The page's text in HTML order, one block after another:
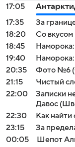
17:05
17:35
За
18:20
Со
18:45
Наморока:
19:40
Наморока:
20:35
Фото №6
21:15
Чистый
22:00
Записки
Давос
22:30
Как
23:15
За
00:05
Шепот